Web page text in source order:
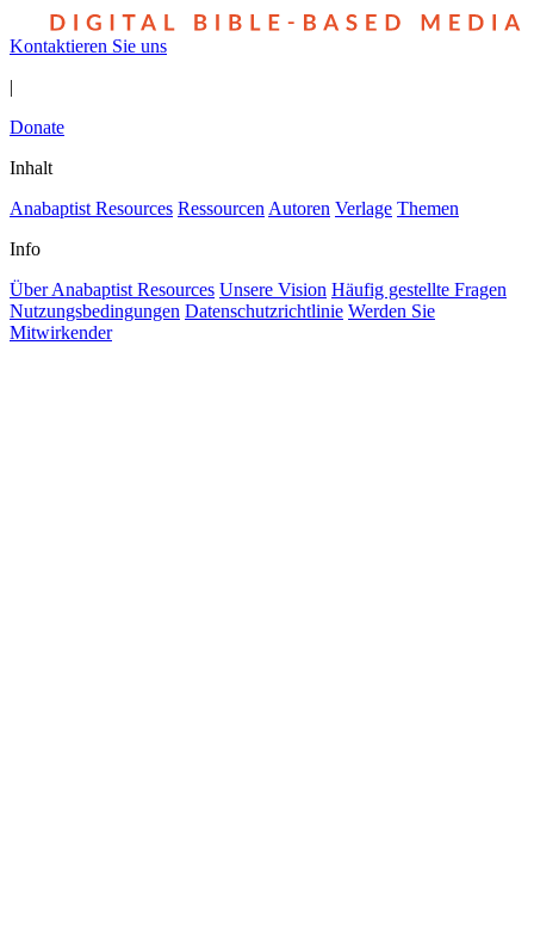
Kontaktieren Sie uns
|
Donate
Inhalt
Anabaptist Resources Ressourcen Autoren Verlage Themen
Info
Über Anabaptist Resources Unsere Vision Häufig gestellte Fragen
Nutzungsbedingungen Datenschutzrichtlinie Werden Sie
Mitwirkender